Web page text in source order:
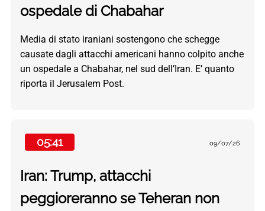
ospedale di Chabahar
Media di stato iraniani sostengono che schegge
causate dagli attacchi americani hanno colpito anche
un ospedale a Chabahar, nel sud dell’Iran. E’ quanto
riporta il Jerusalem Post.
05:41 09/07/26
Iran: Trump, attacchi
peggioreranno se Teheran non